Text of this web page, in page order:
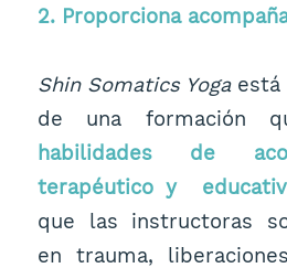
2. Proporciona
Shin Somatics Yogaestá
de una formación
habilidades de
terapéutico y
que las instructoras
en trauma,